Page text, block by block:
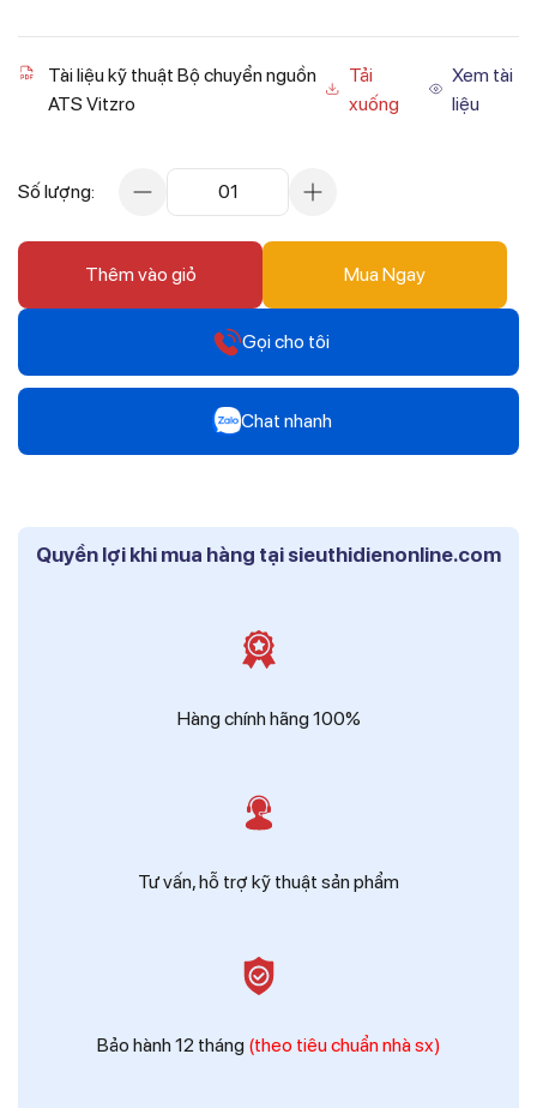
Tài liệu kỹ thuật Bộ chuyển nguồn
ATS Vitzro
Tải
xuống
Xem tài
liệu
Số lượng: 01
Thêm vào giỏ Mua Ngay
Gọi cho tôi
0916 804 808
Chat nhanh
Mr Trâm - Điện Thái Dương
Quyền lợi khi mua hàng tại sieuthidienonline.com
Hàng chính hãng 100%
Tư vấn, hỗ trợ kỹ thuật sản phẩm
Bảo hành 12 tháng (theo tiêu chuẩn nhà sx)